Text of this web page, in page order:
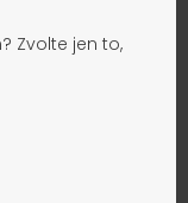
Zvolte jen to,